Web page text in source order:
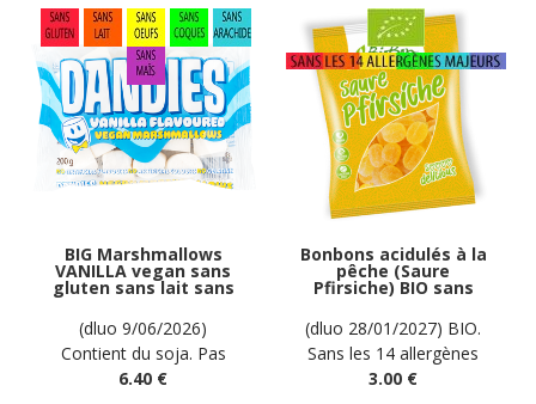
BIG Marshmallows
VANILLA vegan sans
gluten sans lait sans
sans arachide
DANDIES : 200
grammes
(dluo 9/06/2026)
Contient du soja. Pas
d'autres allergènes
6.40 €
Bonbons acidulés à la
pêche (Saure
Pfirsiche) BIO sans
allergènes Biobon :
100g
(dluo 28/01/2027) BIO.
Sans les 14 allergènes
majeurs
3.00 €